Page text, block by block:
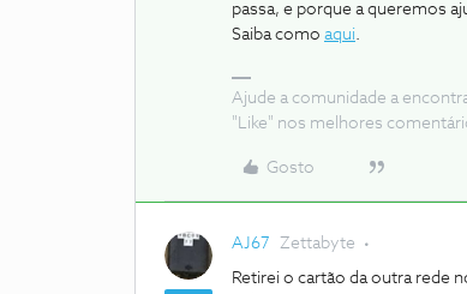
passa, e porque a queremos
Saiba como aqui.
Ajude a comunidade a
"Like" nos melhores
Gosto
AJ67 Zettabyte
Retirei o cartão da outra rede